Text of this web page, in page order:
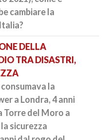
cambiare la
DELLA
TRA DISASTRI,
la
a Londra, 4 anni
Torre del Moro a
sicurezza